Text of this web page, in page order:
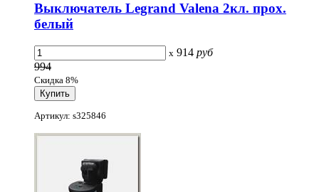
Выключатель Legrand Valena 2кл. прох.
белый
x 914 руб
994
Скидка 8%
Артикул: s325846